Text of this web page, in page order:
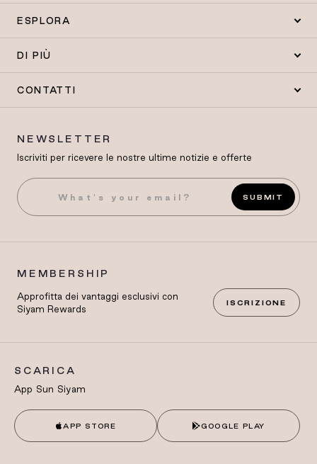
ESPLORA
DI PIÙ
CONTATTI
NEWSLETTER
Iscriviti per ricevere le nostre ultime notizie e offerte
SUBMIT
MEMBERSHIP
Approfitta dei vantaggi esclusivi con
Siyam Rewards
ISCRIZIONE
SCARICA
App Sun Siyam
APP STORE GOOGLE PLAY